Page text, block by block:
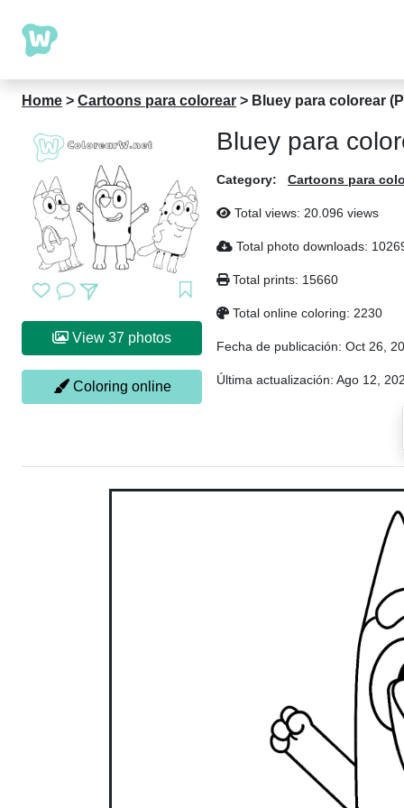
Home > Cartoons para colorear > Bluey para colorear
View 37 photos
Coloring online
Bluey para
Category: Cartoons para
Total views: 20.096 views
Total photo downloads:
Total prints: 15660
Total online coloring: 2230
Fecha de publicación: Oct 26,
Última actualización: Ago 12,